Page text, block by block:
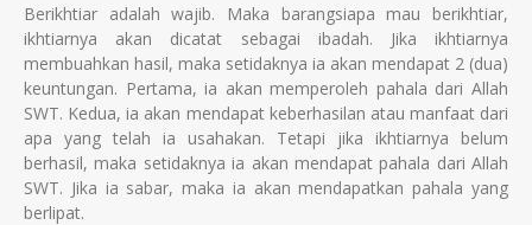
Berikhtiar adalah wajib. Maka barangsiapa mau berikhtiar,
ikhtiarnya akan dicatat sebagai ibadah. Jika ikhtiarnya
membuahkan hasil, maka setidaknya ia akan mendapat 2 (dua)
keuntungan. Pertama, ia akan memperoleh pahala dari Allah
SWT. Kedua, ia akan mendapat keberhasilan atau manfaat dari
apa yang telah ia usahakan. Tetapi jika ikhtiarnya belum
berhasil, maka setidaknya ia akan mendapat pahala dari Allah
SWT. Jika ia sabar, maka ia akan mendapatkan pahala yang
berlipat.